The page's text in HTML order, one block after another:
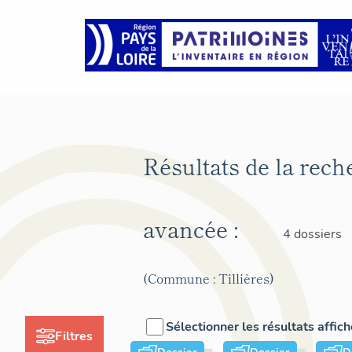
Filtres
Résultats de la
avancée :
4 dossiers
(Commune : Tillières)
Sélectionner les résultats